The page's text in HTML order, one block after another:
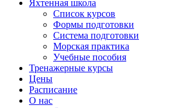
Яхтенная школа
Список курсов
Формы подготовки
Cистема подготовки
Морская практика
Учебные пособия
Тренажерные курсы
Цены
Расписание
О нас